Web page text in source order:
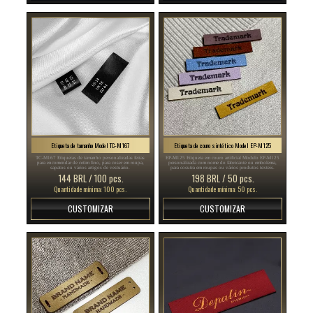
Etiqueta de tamanho Model TC-M167
TC-M167 Etiquetas de tamanho personalizadas feitas
para encomendar de cetim fino, para coser em roupa,
sapatos ou vários artigos de vestuário.
144 BRL / 100 pcs.
Quantidade mínima: 100 pcs.
CUSTOMIZAR
Etiqueta de couro sintético Model EP-M125
EP-M125 Etiqueta em couro artificial Modelo EP-M125
personalizada com nome do fabricante ou embolema,
para cosutra em roupas ou vários produtos texteis.
198 BRL / 50 pcs.
Quantidade mínima: 50 pcs.
CUSTOMIZAR